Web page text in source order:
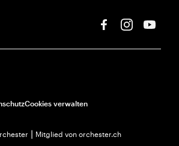
⎮ Mitglied von orchester.ch
Cookies verwalten